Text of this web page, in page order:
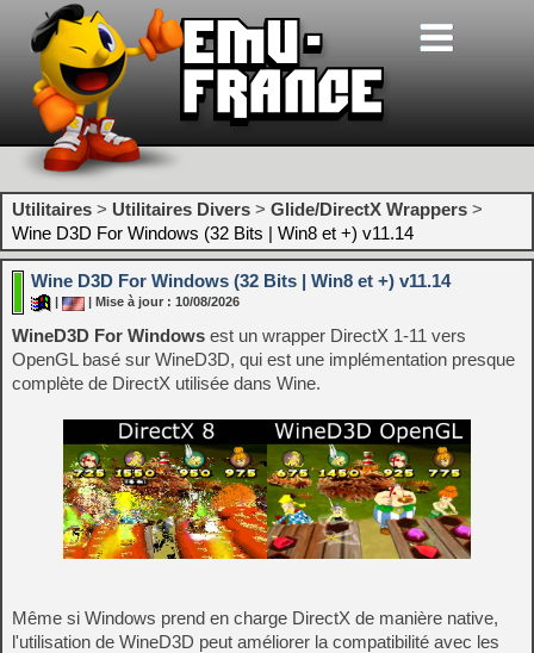
Utilitaires > Utilitaires Divers > Glide/DirectX Wrappers >
Wine D3D For Windows (32 Bits | Win8 et +) v11.14
Wine D3D For Windows (32 Bits | Win8 et +) v11.14
| Mise à jour : 10/08/2026
WineD3D For Windows est un wrapper DirectX 1-11 vers
OpenGL basé sur WineD3D, qui est une implémentation presque
complète de DirectX utilisée dans Wine.
Même si Windows prend en charge DirectX de manière native,
l'utilisation de WineD3D peut améliorer la compatibilité avec les